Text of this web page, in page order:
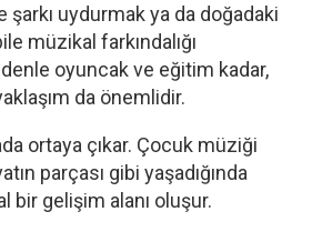
uydurmak ya da doğadaki
müzikal farkındalığı
oyuncak ve eğitim kadar,
da önemlidir.
ortaya çıkar. Çocuk müziği
parçası gibi yaşadığında
bir gelişim alanı oluşur.